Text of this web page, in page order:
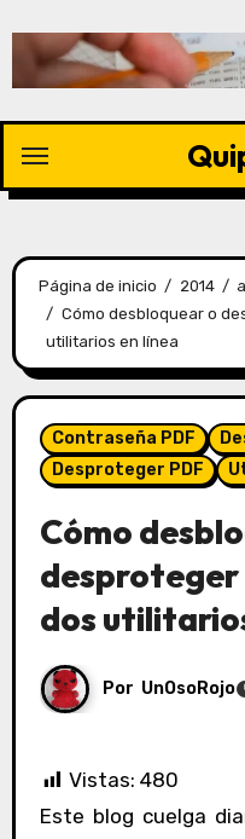
Página de inicio 2014
Cómo desbloquear o
utilitarios en línea
Contraseña PDF
Desproteger PDF
Cómo
desproteger
dos
Por UnOsoRojo
Vistas: 480
Este blog cuelga